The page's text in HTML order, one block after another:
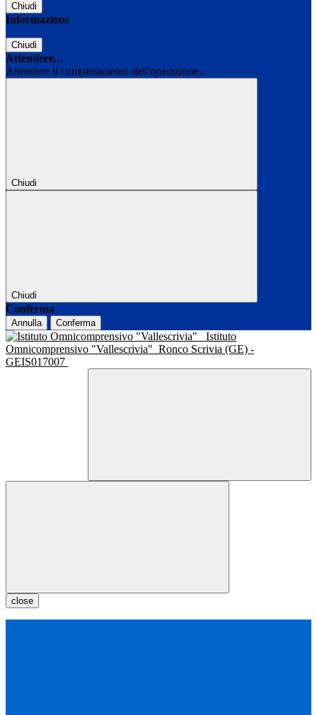
Chiudi
Informazione
Chiudi
Attendere...
Attendere il completamento dell'operazione...
Chiudi
Chiudi
Conferma
Annulla Conferma
Istituto
Omnicomprensivo "Vallescrivia" Ronco Scrivia (GE) -
GEIS017007
close